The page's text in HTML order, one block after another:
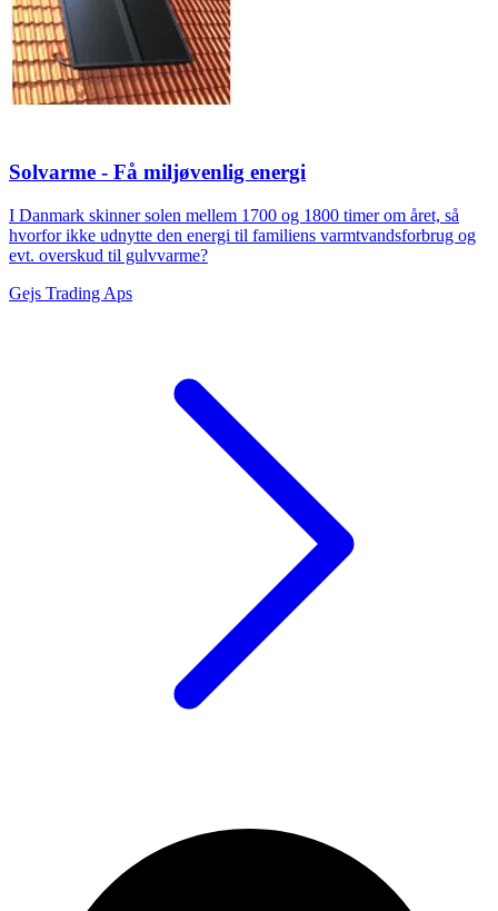
Solvarme - Få miljøvenlig energi
I Danmark skinner solen mellem 1700 og 1800 timer om året, så
hvorfor ikke udnytte den energi til familiens varmtvandsforbrug og
evt. overskud til gulvvarme?
Gejs Trading Aps